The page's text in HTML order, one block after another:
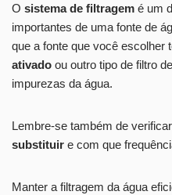
O sistema de filtragem é um
importantes de uma fonte de
que a fonte que você escolher
ativado ou outro tipo de filtro
impurezas da água.
Lembre-se também de
substituir e com que
Manter a filtragem da água